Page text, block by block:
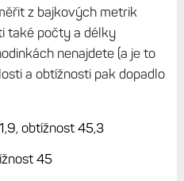
z bajkových metrik
také počty a délky
nenajdete (a je to
a obtížnosti pak dopadlo
obtížnost 45,3
45